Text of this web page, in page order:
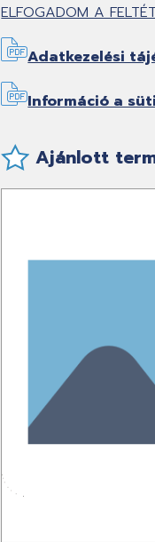
ELFOGADOM A
Adatkezelési
Információ a
Ajánlott